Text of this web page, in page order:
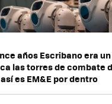
años Escribano era
las torres de combate
es EM&E por dentro